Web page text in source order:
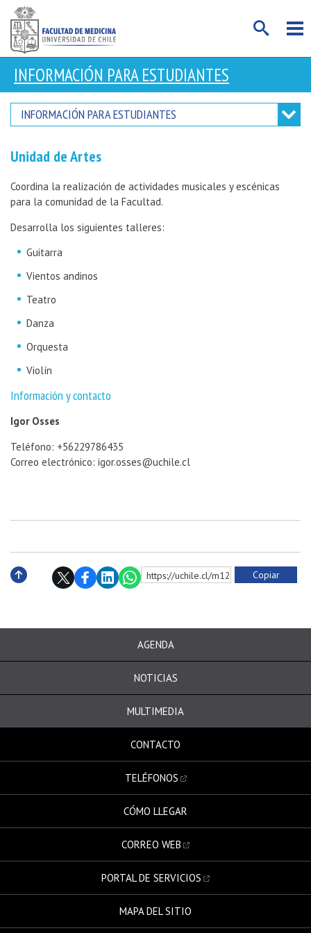
INFORMACIÓN PARA ESTUDIANTES
INFORMACIÓN PARA ESTUDIANTES
Unidad de Artes
Coordina la realización de actividades musicales y escénicas
para la comunidad de la Facultad.
Desarrolla los siguientes talleres:
Guitarra
Vientos andinos
Teatro
Danza
Orquesta
Violín
Información y contacto
Igor Osses
Teléfono: +56229786435
Correo electrónico: igor.osses@uchile.cl
https://uchile.cl/m128048 Copiar
AGENDA
NOTICIAS
MULTIMEDIA
CONTACTO
TELÉFONOS
CÓMO LLEGAR
CORREO WEB
PORTAL DE SERVICIOS
MAPA DEL SITIO